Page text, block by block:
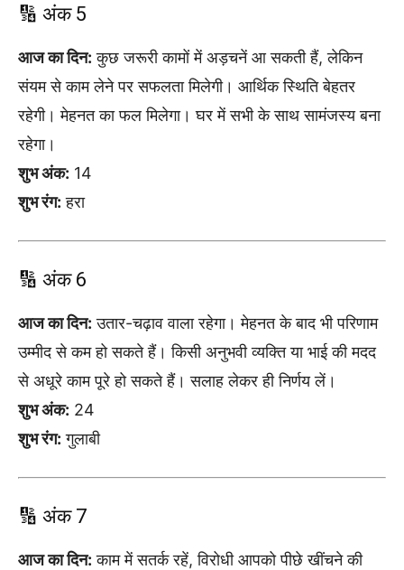
🔢 अंक 5
आज का दिन: कुछ जरूरी कामों में अड़चनें आ सकती हैं, लेकिन
संयम से काम लेने पर सफलता मिलेगी। आर्थिक स्थिति बेहतर
रहेगी। मेहनत का फल मिलेगा। घर में सभी के साथ सामंजस्य बना
रहेगा।
शुभ अंक: 14
शुभ रंग: हरा
🔢 अंक 6
आज का दिन: उतार-चढ़ाव वाला रहेगा। मेहनत के बाद भी परिणाम
उम्मीद से कम हो सकते हैं। किसी अनुभवी व्यक्ति या भाई की मदद
से अधूरे काम पूरे हो सकते हैं। सलाह लेकर ही निर्णय लें।
शुभ अंक: 24
शुभ रंग: गुलाबी
🔢 अंक 7
आज का दिन: काम में सतर्क रहें, विरोधी आपको पीछे खींचने की